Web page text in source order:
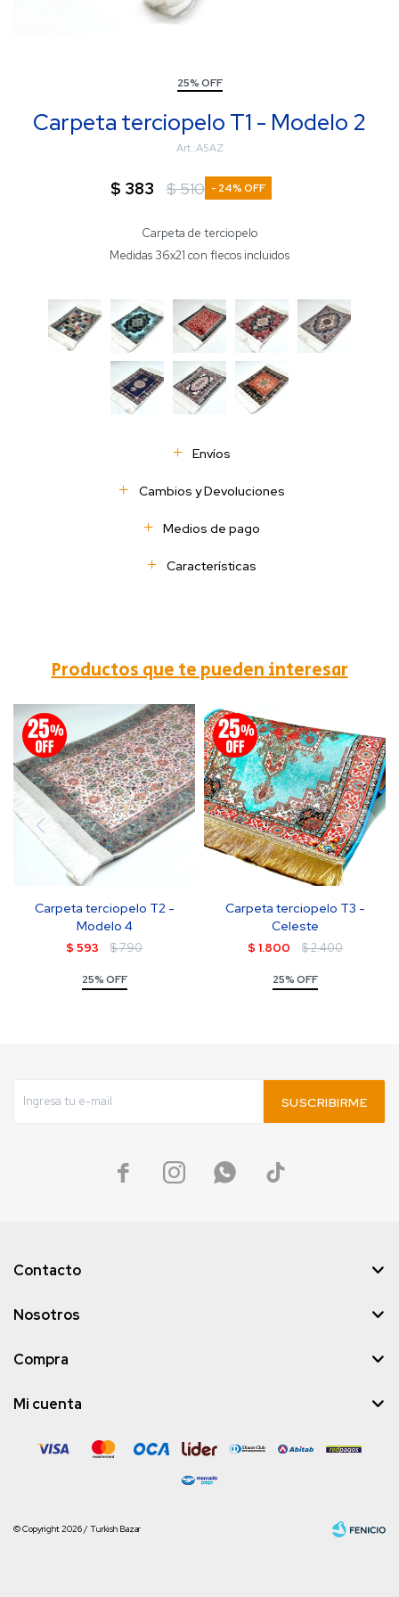
25% OFF
Carpeta terciopelo T1 - Modelo 2
A5AZ
$ 383 $510 24
Carpeta de terciopelo
Medidas 36x21 con flecos incluidos
Envíos
Cambios y Devoluciones
Medios de pago
Características
Productos que te pueden interesar
Carpeta terciopelo T2 -
Modelo 4
$ 593 $790
25% OFF
Carpeta terciopelo T3 -
Celeste
$ 1.800 $2.400
25% OFF
SUSCRIBIRME
   
Contacto
Nosotros
Compra
Mi cuenta
© Copyright 2026 / Turkish Bazar